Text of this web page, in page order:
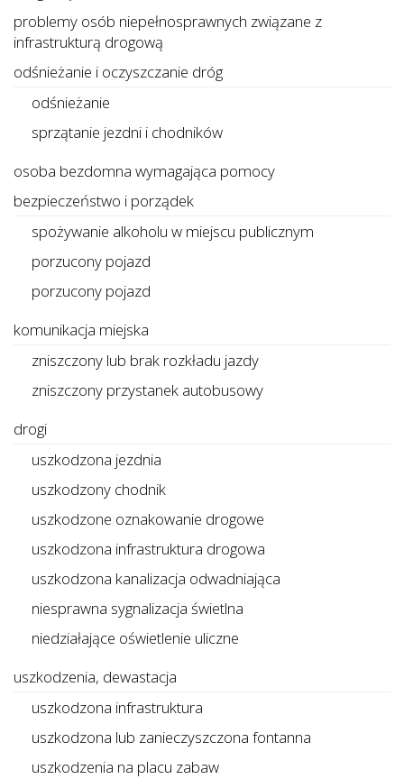
problemy osób niepełnosprawnych związane z
infrastrukturą drogową
odśnieżanie i oczyszczanie dróg
odśnieżanie
sprzątanie jezdni i chodników
osoba bezdomna wymagająca pomocy
bezpieczeństwo i porządek
spożywanie alkoholu w miejscu publicznym
porzucony pojazd
porzucony pojazd
komunikacja miejska
zniszczony lub brak rozkładu jazdy
zniszczony przystanek autobusowy
drogi
uszkodzona jezdnia
uszkodzony chodnik
uszkodzone oznakowanie drogowe
uszkodzona infrastruktura drogowa
uszkodzona kanalizacja odwadniająca
niesprawna sygnalizacja świetlna
niedziałające oświetlenie uliczne
uszkodzenia, dewastacja
uszkodzona infrastruktura
uszkodzona lub zanieczyszczona fontanna
uszkodzenia na placu zabaw